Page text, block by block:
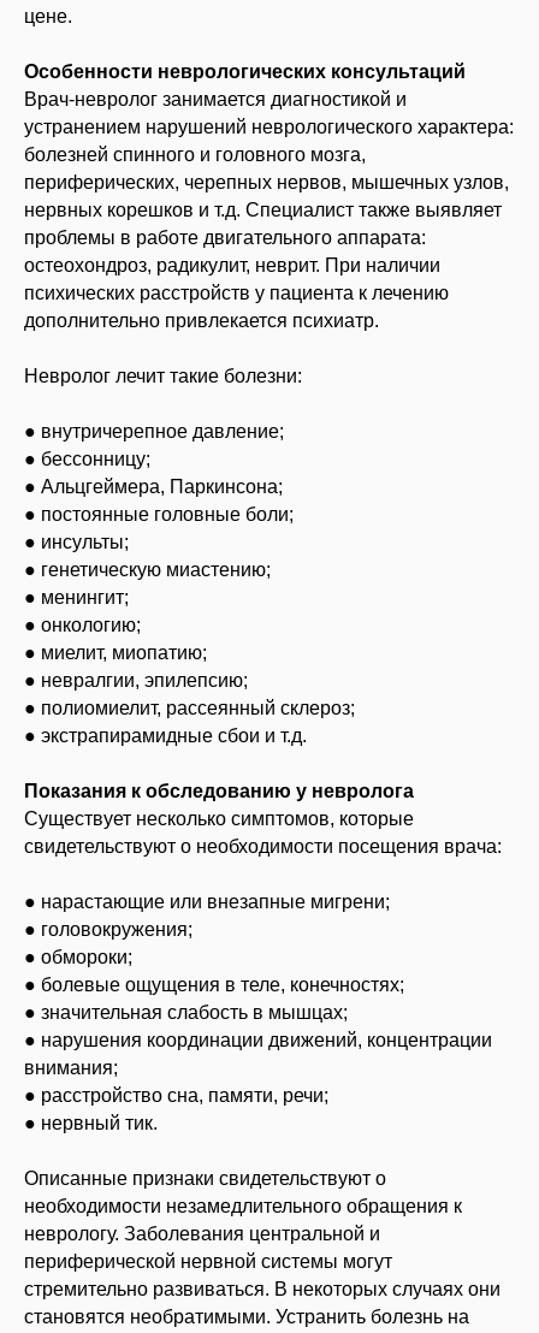
цене.
Особенности неврологических консультаций
Врач-невролог занимается диагностикой и
устранением нарушений неврологического характера:
болезней спинного и головного мозга,
периферических, черепных нервов, мышечных узлов,
нервных корешков и т.д. Специалист также выявляет
проблемы в работе двигательного аппарата:
остеохондроз, радикулит, неврит. При наличии
психических расстройств у пациента к лечению
дополнительно привлекается психиатр.
Невролог лечит такие болезни:
● внутричерепное давление;
● бессонницу;
● Альцгеймера, Паркинсона;
● постоянные головные боли;
● инсульты;
● генетическую миастению;
● менингит;
● онкологию;
● миелит, миопатию;
● невралгии, эпилепсию;
● полиомиелит, рассеянный склероз;
● экстрапирамидные сбои и т.д.
Показания к обследованию у невролога
Существует несколько симптомов, которые
свидетельствуют о необходимости посещения врача:
● нарастающие или внезапные мигрени;
● головокружения;
● обмороки;
● болевые ощущения в теле, конечностях;
● значительная слабость в мышцах;
● нарушения координации движений, концентрации
внимания;
● расстройство сна, памяти, речи;
● нервный тик.
Описанные признаки свидетельствуют о
необходимости незамедлительного обращения к
неврологу. Заболевания центральной и
периферической нервной системы могут
стремительно развиваться. В некоторых случаях они
становятся необратимыми. Устранить болезнь на